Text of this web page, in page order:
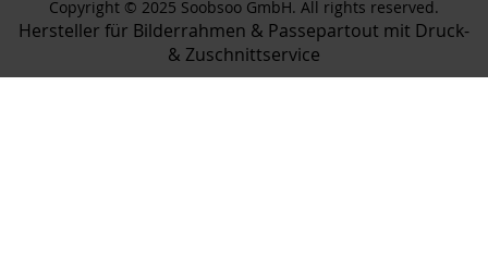
Copyright © 2025 Soobsoo GmbH. All rights reserved.
Hersteller für Bilderrahmen & Passepartout mit Druck-
& Zuschnittservice